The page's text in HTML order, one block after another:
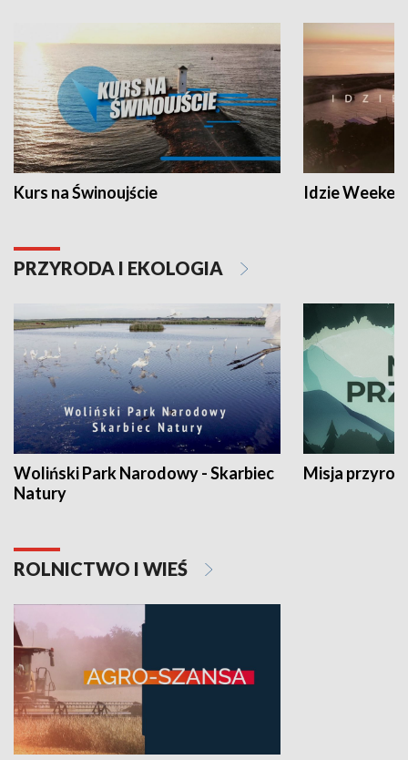
Kurs na Świnoujście Idzie
PRZYRODA I EKOLOGIA
Woliński Park Narodowy - Skarbiec
Natury
Misja
ROLNICTWO I WIEŚ